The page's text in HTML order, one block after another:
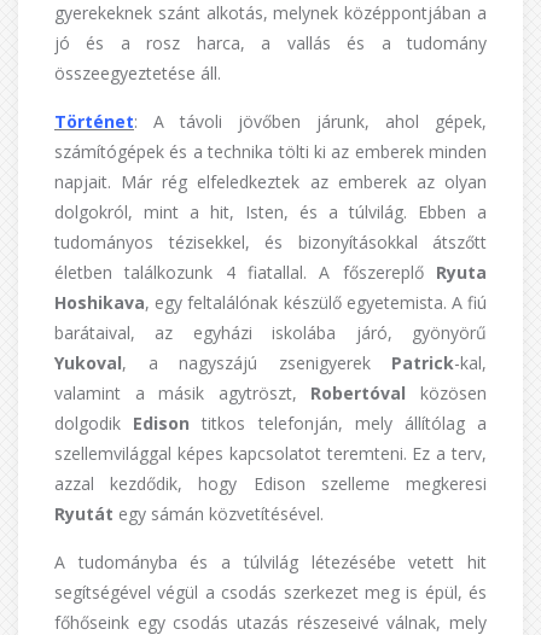
gyerekeknek szánt alkotás, melynek középpontjában a
jó és a rosz harca, a vallás és a tudomány
összeegyeztetése áll.
Történet: A távoli jövőben járunk, ahol gépek,
számítógépek és a technika tölti ki az emberek minden
napjait. Már rég elfeledkeztek az emberek az olyan
dolgokról, mint a hit, Isten, és a túlvilág. Ebben a
tudományos tézisekkel, és bizonyításokkal átszőtt
életben találkozunk 4 fiatallal. A főszereplő Ryuta
Hoshikava, egy feltalálónak készülő egyetemista. A fiú
barátaival, az egyházi iskolába járó, gyönyörű
Yukoval, a nagyszájú zsenigyerek Patrick-kal,
valamint a másik agytröszt, Robertóvalközösen
dolgodik Edisontitkos telefonján, mely állítólag a
szellemvilággal képes kapcsolatot teremteni. Ez a terv,
azzal kezdődik, hogy Edison szelleme megkeresi
Ryutát egy sámán közvetítésével.
A tudományba és a túlvilág létezésébe vetett hit
segítségével végül a csodás szerkezet meg is épül, és
főhőseink egy csodás utazás részeseivé válnak, mely